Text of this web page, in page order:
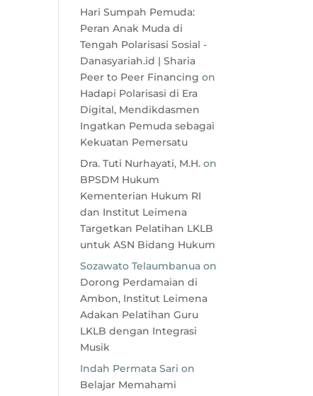
Hari Sumpah Pemuda:
Peran Anak Muda di
Tengah Polarisasi Sosial -
Danasyariah.id | Sharia
Peer to Peer Financing on
Hadapi Polarisasi di Era
Digital, Mendikdasmen
Ingatkan Pemuda sebagai
Kekuatan Pemersatu
Dra. Tuti Nurhayati, M.H. on
BPSDM Hukum
Kementerian Hukum RI
dan Institut Leimena
Targetkan Pelatihan LKLB
untuk ASN Bidang Hukum
Sozawato Telaumbanua on
Dorong Perdamaian di
Ambon, Institut Leimena
Adakan Pelatihan Guru
LKLB dengan Integrasi
Musik
Indah Permata Sari on
Belajar Memahami